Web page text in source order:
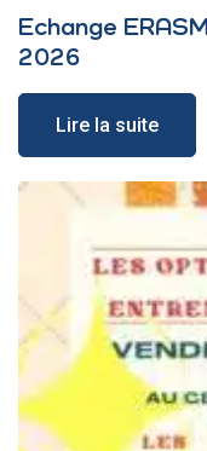
Echange
2026
Lire la suite